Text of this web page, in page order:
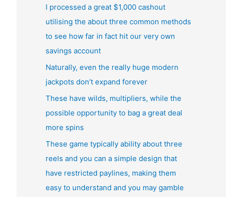
I processed a great $1,000 cashout
utilising the about three common methods
to see how far in fact hit our very own
savings account
Naturally, even the really huge modern
jackpots don’t expand forever
These have wilds, multipliers, while the
possible opportunity to bag a great deal
more spins
These game typically ability about three
reels and you can a simple design that
have restricted paylines, making them
easy to understand and you may gamble